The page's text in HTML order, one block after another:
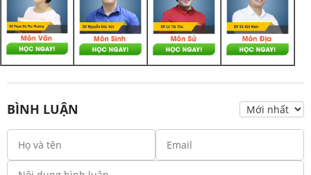
BÌNH LUẬN